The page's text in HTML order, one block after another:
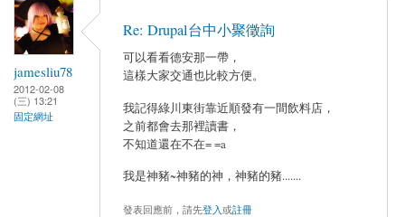
jamesliu78
2012-02-08
(三) 13:21
固定網址
Re: Drupal台中小聚徵詢
可以看看德安那一帶，
這樣大家交通也比較方便。
我記得綠川東街靠近順發有一間飲料店，
之前都會去那裡讀書，
不知道還在不在= =a
我是神豬~神豬的神，神豬的豬.......
發表回應前，請先登入或註冊